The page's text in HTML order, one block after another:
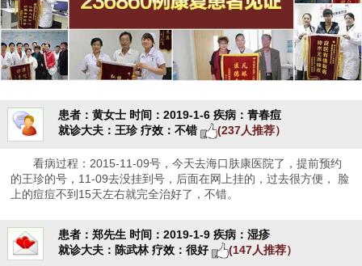
患者：黄女士 时间：2019-1-6 疾病：青春痘
就诊大夫：王珍 疗效：不错 (237人推荐）
看病过程：2015-11-09号，今天去海口肤康医院了，提前预约
的王珍的号，11-09去没挂到号，后面在网上挂的，过去很方便， 脸
上的痘痘不到15天左右就完全治好了，不错。
患者：郑先生 时间：2019-1-9 疾病：湿疹
就诊大夫：陈武林 疗效：很好 (147人推荐）